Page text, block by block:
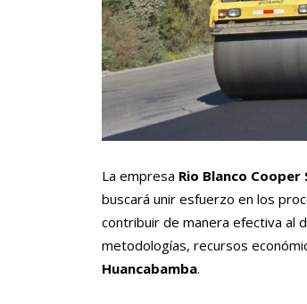
La empresa Rio Blanco Cooper
buscará unir esfuerzo en los
contribuir de manera efectiva al
metodologías, recursos
Huancabamba.